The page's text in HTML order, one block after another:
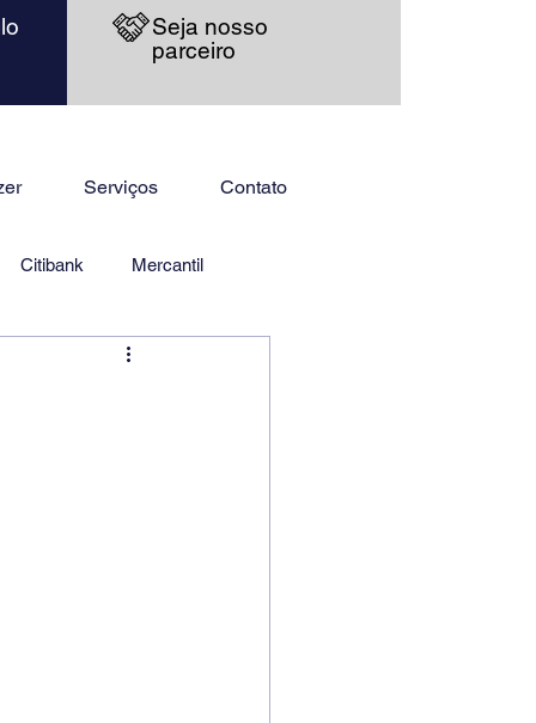
Seja nosso
parceiro
Serviços Contato
Citibank Mercantil